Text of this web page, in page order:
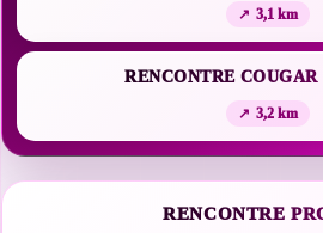
3,1 km
RENCONTRE
3,2 km
RENCONTRE